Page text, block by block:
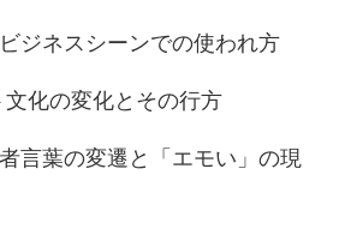
ジネスシーンでの使われ方
化の変化とその行方
言葉の変遷と「エモい」の現